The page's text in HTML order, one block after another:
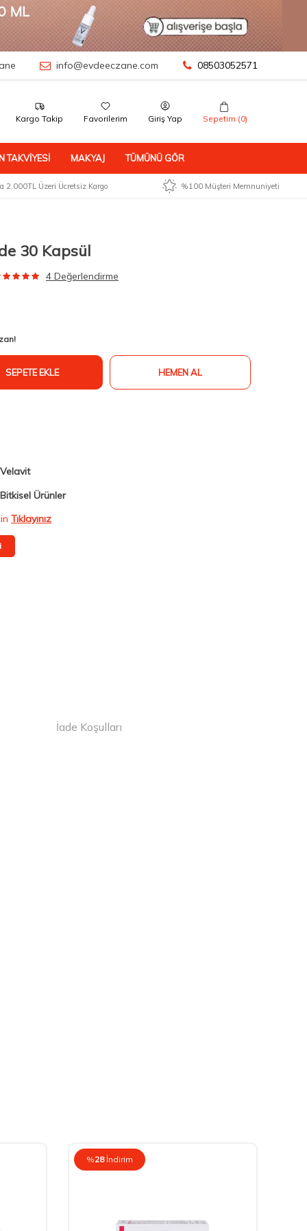
info@evdeeczane.com 08503052571
Kargo Takip Favorilerim Giriş Yap Sepetim (0)
TAKVIYESI MAKYAJ TÜMÜNÜ GÖR
2.000TL Üzeri Ücretsiz Kargo %100 Müşteri Memnuniyeti
30 Kapsül
4 Değerlendirme
SEPETE EKLE HEMEN AL
Velavit
Bitkisel Ürünler
Tıklayınız
İade Koşulları
%28 İndirim